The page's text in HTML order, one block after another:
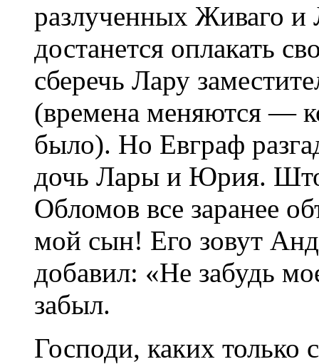
разлученных Живаго
достанется оплакать
сберечь Лару
(времена меняются —
было). Но Евграф
дочь Лары и Юрия.
Обломов все заранее
мой сын! Его зовут
добавил: «Не забудь
забыл.
Господи, каких только